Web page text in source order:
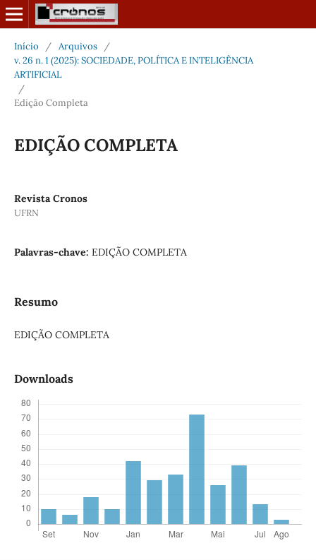
Início / Arquivos
/
v. 26 n. 1 (2025): SOCIEDADE, POLÍTICA E INTELIGÊNCIA
ARTIFICIAL
/
Edição Completa
EDIÇÃO COMPLETA
Revista Cronos
UFRN
Palavras-chave: EDIÇÃO COMPLETA
Resumo
EDIÇÃO COMPLETA
Downloads